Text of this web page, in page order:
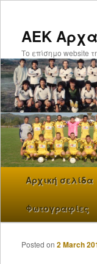
ΑΕΚ
Το επίσημο website
Skip to
Αρχική σελίδα
Φωτογραφίες
Posted on 2 March